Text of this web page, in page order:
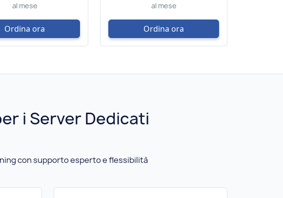
al mese
Ordina ora
al mese
Ordina ora
i Server Dedicati
con supporto esperto e flessibilità